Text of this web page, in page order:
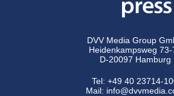
DVV Media Group
Heidenkampsweg 73-
D-20097 Hamburg
Tel:+49 40 23714-
Mail: